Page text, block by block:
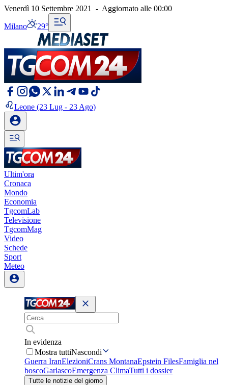
Venerdì 10 Settembre 2021 - Aggiornato alle 00:00
Milano 29°
Leone (23 Lug - 23 Ago)
Ultim'ora
Cronaca
Mondo
Economia
TgcomLab
Televisione
TgcomMag
Video
Schede
Sport
Meteo
In evidenza
Mostra tuttiNascondi
Guerra IranElezioniCrans MontanaEpstein FilesFamiglia nel
boscoGarlascoEmergenza ClimaTutti i dossier
Tutte le notizie del giorno